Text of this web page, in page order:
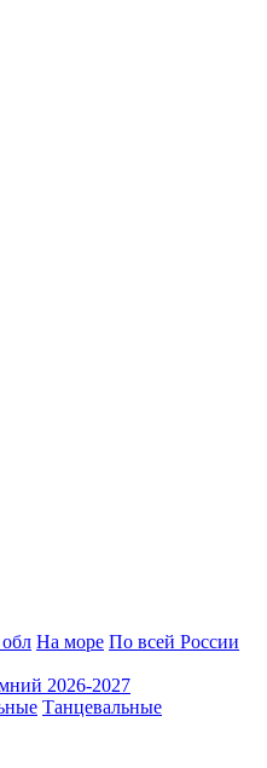
На море По всей России
2026-2027
Танцевальные